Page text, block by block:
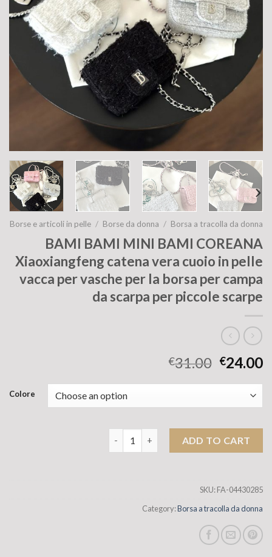
Borse e articoli in pelle / Borse da donna / Borsa a tracolla da donna
BAMI BAMI MINI BAMI COREANA
Xiaoxiangfeng catena vera cuoio in pelle
vacca per vasche per la borsa per campa
da scarpa per piccole scarpe
€31.00 €24.00
Colore
ADD TO CART
SKU:FA-04430285
Category:Borsa a tracolla da donna